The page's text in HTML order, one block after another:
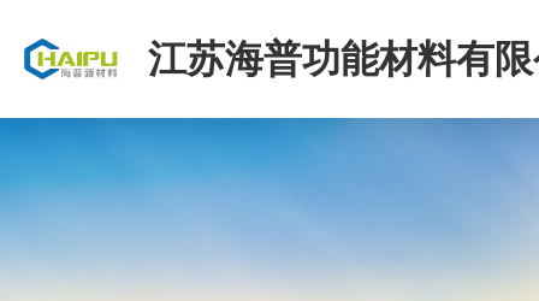
江苏海普功能材料有